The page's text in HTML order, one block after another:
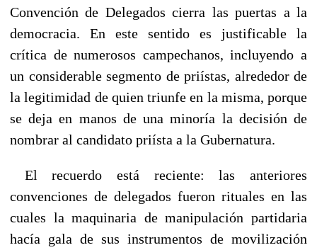
Convención de Delegados cierra las puertas a la
democracia. En este sentido es justificable la
crítica de numerosos campechanos, incluyendo a
un considerable segmento de priístas, alrededor de
la legitimidad de quien triunfe en la misma, porque
se deja en manos de una minoría la decisión de
nombrar al candidato priísta a la Gubernatura.
El recuerdo está reciente: las anteriores
convenciones de delegados fueron rituales en las
cuales la maquinaria de manipulación partidaria
hacía gala de sus instrumentos de movilización